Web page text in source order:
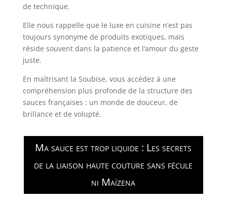
de technique.
Elle nous rappelle que le luxe en cuisine n’est pas
toujours synonyme de produits exotiques, mais
réside souvent dans la patience et l’amour du geste
juste.
En maîtrisant la Soubise, vous accédez à une
compréhension plus profonde de la structure des
sauces françaises : un monde de douceur, de
brillance et de volupté.
Ma sauce est trop liquide : Les secrets
de la liaison haute couture sans fécule
ni Maïzena